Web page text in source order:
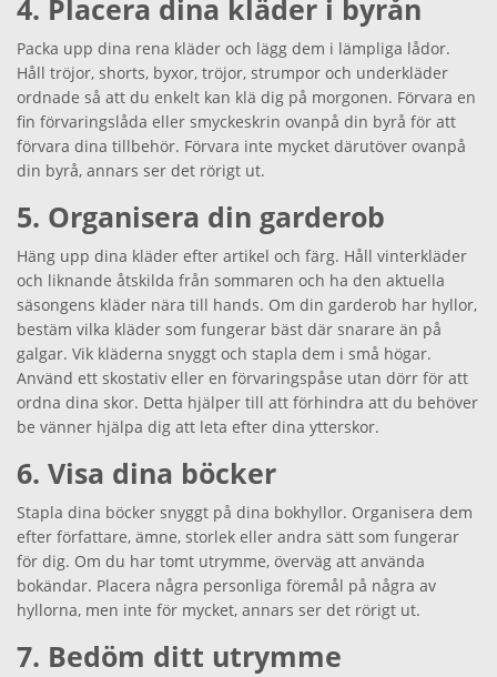
4. Placera dina kläder i byrån
Packa upp dina rena kläder och lägg dem i lämpliga lådor.
Håll tröjor, shorts, byxor, tröjor, strumpor och underkläder
ordnade så att du enkelt kan klä dig på morgonen. Förvara en
fin förvaringslåda eller smyckeskrin ovanpå din byrå för att
förvara dina tillbehör. Förvara inte mycket därutöver ovanpå
din byrå, annars ser det rörigt ut.
5. Organisera din garderob
Häng upp dina kläder efter artikel och färg. Håll vinterkläder
och liknande åtskilda från sommaren och ha den aktuella
säsongens kläder nära till hands. Om din garderob har hyllor,
bestäm vilka kläder som fungerar bäst där snarare än på
galgar. Vik kläderna snyggt och stapla dem i små högar.
Använd ett skostativ eller en förvaringspåse utan dörr för att
ordna dina skor. Detta hjälper till att förhindra att du behöver
be vänner hjälpa dig att leta efter dina ytterskor.
6. Visa dina böcker
Stapla dina böcker snyggt på dina bokhyllor. Organisera dem
efter författare, ämne, storlek eller andra sätt som fungerar
för dig. Om du har tomt utrymme, överväg att använda
bokändar. Placera några personliga föremål på några av
hyllorna, men inte för mycket, annars ser det rörigt ut.
7. Bedöm ditt utrymme